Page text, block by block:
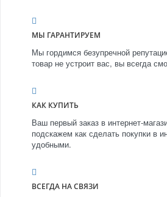
МЫ ГАРАНТИРУЕМ
Мы гордимся безупречной
товар не устроит вас, вы всегда
КАК КУПИТЬ
Ваш первый заказ в интернет-
подскажем как сделать покупки в
удобными.
ВСЕГДА НА СВЯЗИ